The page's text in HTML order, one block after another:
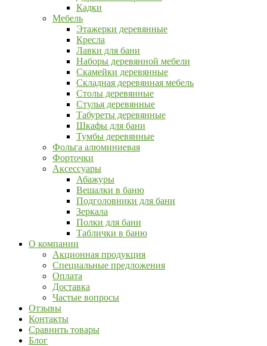
Кадки
Мебель
Этажерки деревянные
Кресла
Лавки для бани
Наборы деревянной мебели
Скамейки деревянные
Складная деревянная мебель
Столы деревянные
Стулья деревянные
Табуреты деревянные
Шкафы для бани
Тумбы деревянные
Фольга алюминиевая
Форточки
Аксессуары
Абажуры
Вешалки в баню
Подголовники для бани
Зеркала
Полки для бани
Таблички в баню
О компании
Акционная продукция
Специальные предложения
Оплата
Доставка
Частые вопросы
Отзывы
Контакты
Сравнить товары
Блог